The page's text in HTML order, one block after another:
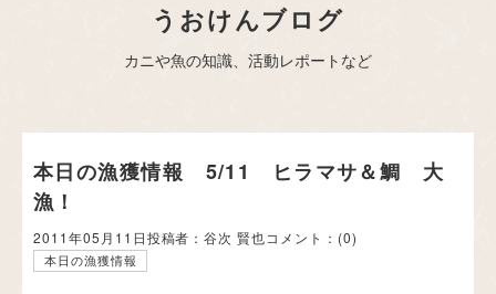
うおけんブログ
カニや魚の知識、活動レポートなど
本日の漁獲情報 5/11 ヒラマサ＆鯛 大
漁！
2011年05月11日投稿者：谷次 賢也コメント： (0)
本日の漁獲情報